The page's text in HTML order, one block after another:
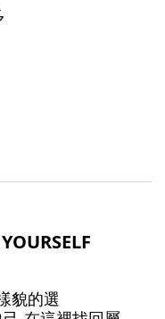
貌的選